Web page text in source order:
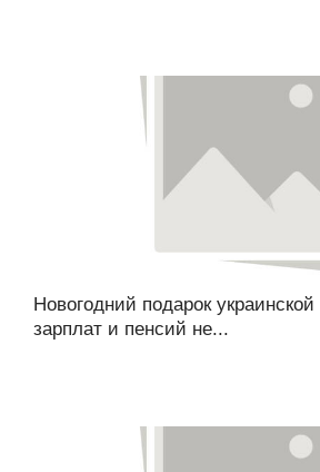
Новогодний подарок
зарплат и пенсий не...